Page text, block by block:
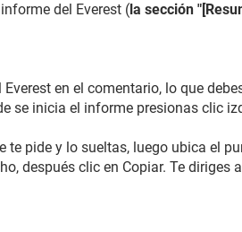
del Everest (la sección
en el comentario, lo que
se inicia el informe presionas clic
te pide y lo sueltas, luego ubica el
después clic en Copiar. Te diriges